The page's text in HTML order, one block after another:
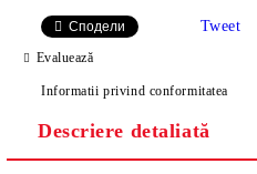
Сподели Tweet
Evaluează
Informatii privind conformitatea
Descriere detaliată